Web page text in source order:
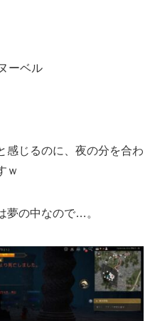
ーベル
感じるのに、夜の分を合わ
ｗ
夢の中なので…。